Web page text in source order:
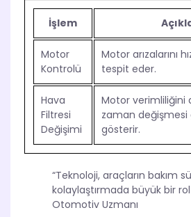
İşlem
Motor
Kontrolü
Motor arızalarını
tespit eder.
Hava
Filtresi
Değişimi
Motor verimliliğini
zaman değişmesi
gösterir.
“Teknoloji, araçların bakım
kolaylaştırmada büyük bir
Otomotiv Uzmanı